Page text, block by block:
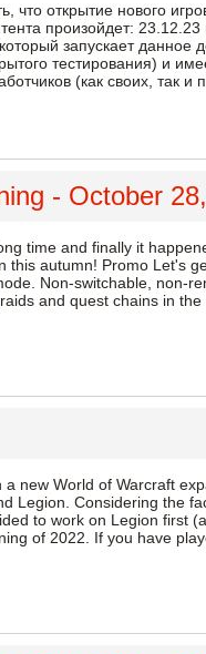
открытие нового
произойдет:
запускает данное
тестирования) и
(как своих, так
- October
time and finally it
this autumn! Promo Let's
Non-switchable, non-
and quest chains in
new World of Warcraft
Legion. Considering the
to work on Legion first
of 2022. If you have